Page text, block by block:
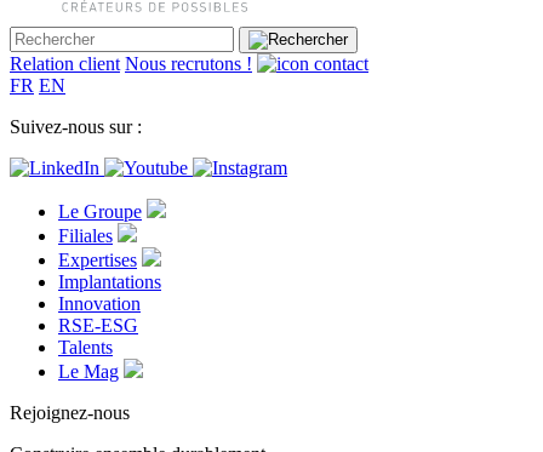
Relation client Nous recrutons !
FR EN
Suivez-nous sur :
Le Groupe
Filiales
Expertises
Implantations
Innovation
RSE-ESG
Talents
Le Mag
Rejoignez-nous